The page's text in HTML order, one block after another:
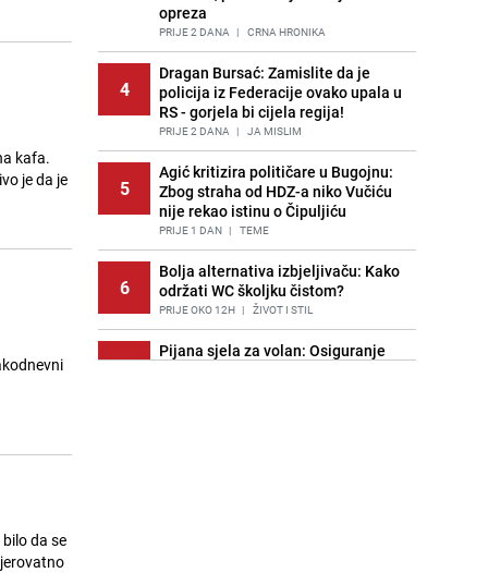
kafa.
da se
opreza
PRIJE 2 DANA | CRNA HRONIKA
4
Dragan Bursać: Zamislite da je
policija iz Federacije ovako upala u
RS - gorjela bi cijela regija!
PRIJE 2 DANA | JA MISLIM
5
Agić kritizira političare u Bugojnu:
Zbog straha od HDZ-a niko Vučiću
nije rekao istinu o Čipuljiću
PRIJE 1 DAN | TEME
6
Bolja alternativa izbjeljivaču: Kako
održati WC školjku čistom?
PRIJE OKO 12H | ŽIVOT I STIL
7
Pijana sjela za volan: Osiguranje